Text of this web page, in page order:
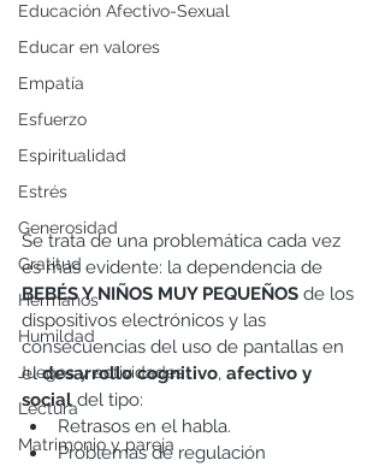
Educación Afectivo-Sexual
Educar en valores
Empatía
Esfuerzo
Espiritualidad
Estrés
Generosidad
Gratitud
Hermanos
Humildad
Juegos y actividades
Lectura
Matrimonio y pareja
Se trata de una problemática cada vez
es más evidente: la dependencia de
BEBÉS Y NIÑOS MUY PEQUEÑOS de los
dispositivos electrónicos y las
consecuencias del uso de pantallas en
el desarrollo cognitivo, afectivo y
social del tipo:
Retrasos en el habla.
Problemas de regulación